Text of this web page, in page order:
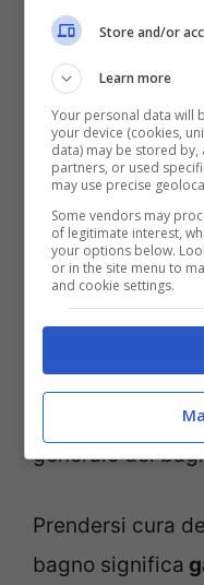
evidente dettato
esistono delle
possono
più pulito tra un
Una semplice
o una scopa
polvere e dello
accumulati nel
può sembrare
generale del
Prendersi cura
bagno significa
Store and/or
Learn more
Your personal data will
your device (cookies,
data) may be stored by,
partners, or used
may use precise
Some vendors may
of legitimate interest,
your options below.
or in the site menu to
and cookie settings.